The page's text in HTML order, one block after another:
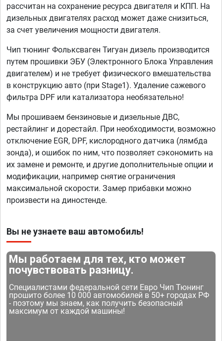
рассчитан на сохранение ресурса двигателя и КПП. На
дизельных двигателях расход может даже снизиться,
за счет увеличения мощности двигателя.
Чип тюнинг Фольксваген Тигуан дизель производится
путем прошивки ЭБУ (Электронного Блока Управления
двигателем) и не требует физического вмешательства
в конструкцию авто (при Stage1). Удаление сажевого
фильтра DPF или катализатора необязательно!
Мы прошиваем бензиновые и дизельные ДВС,
рестайлинг и дорестайл. При необходимости, возможно
отключение EGR, DPF, кислородного датчика (лямбда
зонда), и ошибок по ним, что позволяет сэкономить на
их замене и ремонте, и другие дополнительные опции и
модификации, например снятие ограничения
максимальной скорости. Замер прибавки можно
произвести на диностенде.
Вы не узнаете ваш автомобиль!
Мы работаем для тех, кто может
почувствовать разницу.
Специалистами федеральной сети Евро Чип Тюнинг
прошито более 10 000 автомобилей в 50+ городах РФ
- поэтому мы знаем, как получить безопасный
максимум от каждой машины!